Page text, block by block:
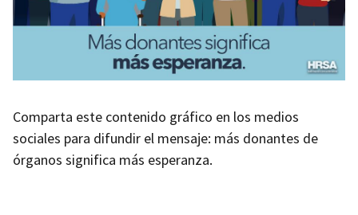
Comparta este contenido gráfico en los medios
sociales para difundir el mensaje: más donantes de
órganos significa más esperanza.